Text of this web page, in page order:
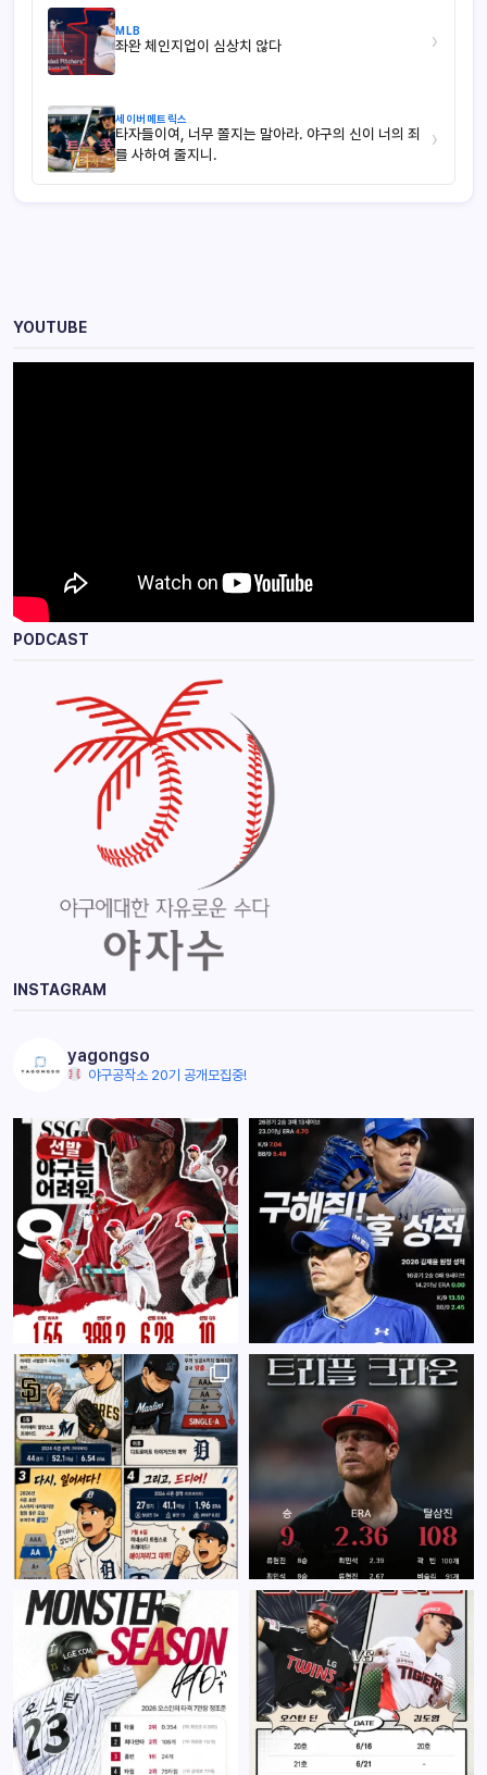
MLB
좌완 체인지업이 심상치 않다 ›
세이버메트릭스
타자들이여, 너무 쫄지는 말아라. 야구의 신이 너의 죄
를 사하여 줄지니.
›
YOUTUBE
PODCAST
INSTAGRAM
yagongso
야구공작소 20기 공개모집중!